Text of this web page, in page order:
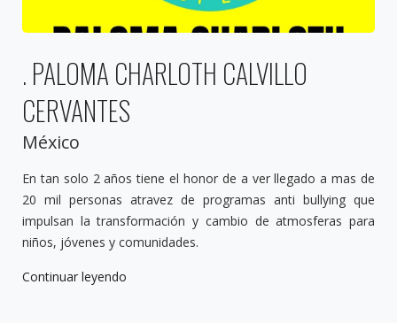
. PALOMA CHARLOTH CALVILLO
CERVANTES
México
En tan solo 2 años tiene el honor de a ver llegado a mas de
20 mil personas atravez de programas anti bullying que
impulsan la transformación y cambio de atmosferas para
niños, jóvenes y comunidades.
Continuar leyendo